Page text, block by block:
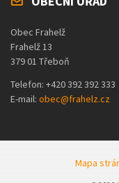
Obec Frahelž
Frahelž 13
379 01 Třeboň
Telefon: +420 392 392 333
E-mail: obec@frahelz.cz
Mapa